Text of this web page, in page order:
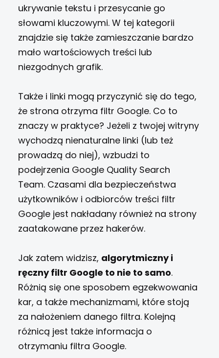
ukrywanie tekstu i przesycanie go
słowami kluczowymi. W tej kategorii
znajdzie się także zamieszczanie bardzo
mało wartościowych treści lub
niezgodnych grafik.
Także i linki mogą przyczynić się do tego,
że strona otrzyma filtr Google. Co to
znaczy w praktyce? Jeżeli z twojej witryny
wychodzą nienaturalne linki (lub też
prowadzą do niej), wzbudzi to
podejrzenia Google Quality Search
Team. Czasami dla bezpieczeństwa
użytkowników i odbiorców treści filtr
Google jest nakładany również na strony
zaatakowane przez hakerów.
Jak zatem widzisz, algorytmiczny i
ręczny filtr Google to nie to samo.
Różnią się one sposobem egzekwowania
kar, a także mechanizmami, które stoją
za nałożeniem danego filtra. Kolejną
różnicą jest także informacja o
otrzymaniu filtra Google.